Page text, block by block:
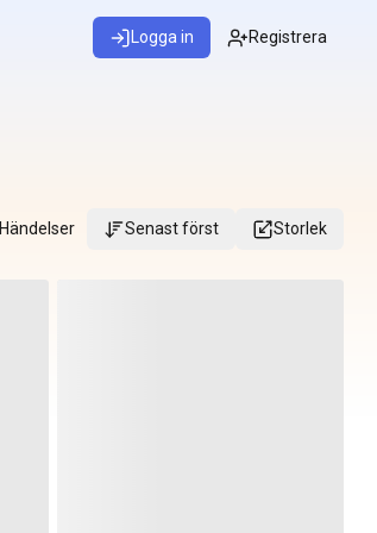
Logga in Registrera
Händelser Senast först Storlek